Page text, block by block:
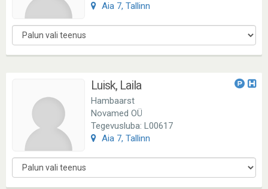
Aia 7, Tallinn
Luisk, Laila
Hambaarst
Novamed OÜ
Tegevusluba: L00617
Aia 7, Tallinn